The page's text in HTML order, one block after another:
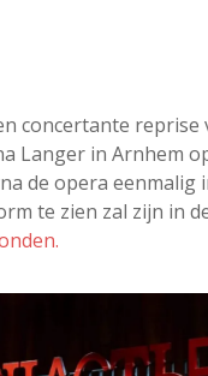
concertante reprise
Langer in Arnhem
de opera eenmalig
te zien zal zijn in